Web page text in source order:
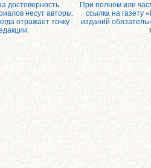
достоверность
несут авторы.
отражает точку
При полном или
ссылка на газету
изданий